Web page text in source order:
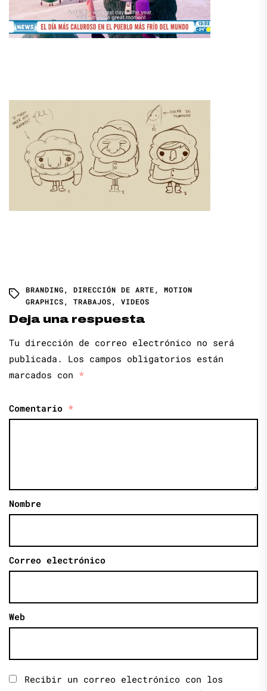
BRANDING, DIRECCIÓN DE ARTE, MOTION
GRAPHICS, TRABAJOS, VIDEOS
Deja una respuesta
Tu dirección de correo electrónico no será
publicada.
Los campos obligatorios están
marcados con *
Comentario *
Nombre
Correo electrónico
Web
Recibir un correo electrónico con los